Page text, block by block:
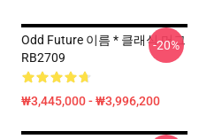
Odd Future 이름 * 클래식 머그
RB2709
₩3,445,000 - ₩3,996,200
-20%